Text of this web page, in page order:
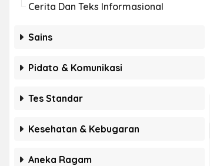
Cerita Dan Teks Informasional
Sains
Pidato & Komunikasi
Tes Standar
Kesehatan & Kebugaran
Aneka Ragam